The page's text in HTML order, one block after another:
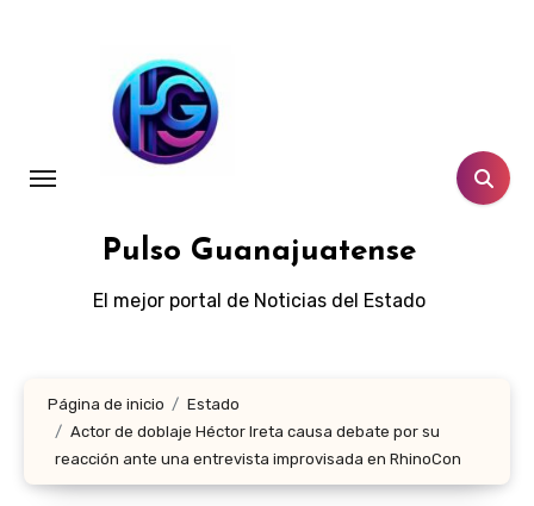
Pulso Guanajuatense
El mejor portal de Noticias del Estado
Página de inicio
Estado
Actor de doblaje Héctor Ireta causa debate por su
reacción ante una entrevista improvisada en RhinoCon